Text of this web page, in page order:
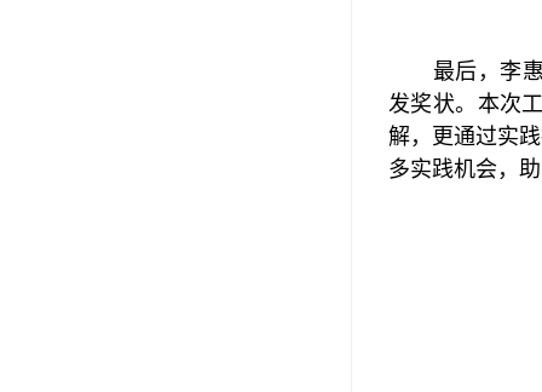
最后，李
发奖状。本次
解，更通过实
多实践机会，